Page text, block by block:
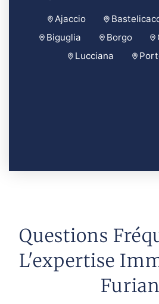
Ajaccio
Biguglia
Borgo
Lucciana
Questions
L'expertise